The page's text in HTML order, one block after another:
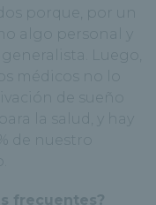
porque, por un
algo personal y
Luego,
médicos no lo
de sueño
la salud, y hay
de nuestro
frecuentes?